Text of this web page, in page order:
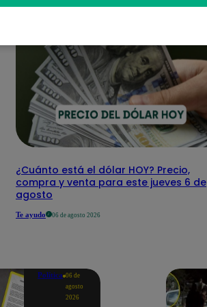
¿Cuánto está el dólar HOY? Precio,
compra y venta para este jueves 6 de
agosto
Te ayudo 06 de agosto 2026
Política 06 de
agosto
2026